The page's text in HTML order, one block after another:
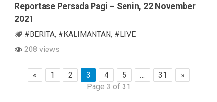
Reportase Persada Pagi – Senin, 22 November
2021
#BERITA, #KALIMANTAN, #LIVE
208 views
« 1 2 3 4 5 … 31
»
Page 3 of 31